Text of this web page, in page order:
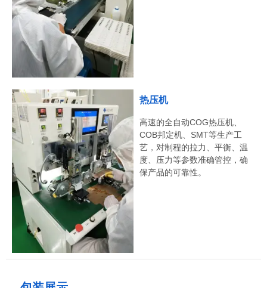
热压机
高速的全自动COG热压机、
COB邦定机、SMT等生产工
艺，对制程的拉力、平衡、温
度、压力等参数准确管控，确
保产品的可靠性。